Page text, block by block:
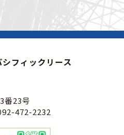
フィックリース
番23号
472-2232